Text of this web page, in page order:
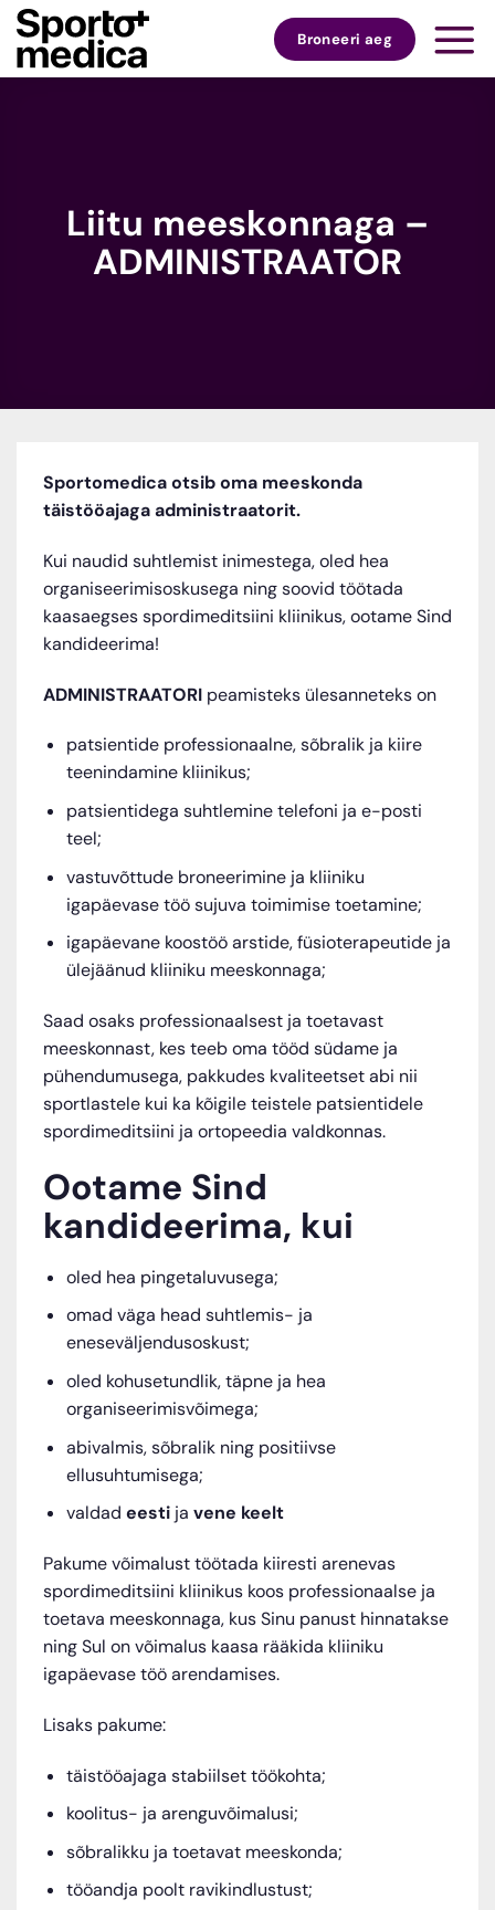
Skip
content
Broneeri aeg
Liitu meeskonnaga –
ADMINISTRAATOR
Sportomedica otsib oma meeskonda
täistööajaga administraatorit.
Kui naudid suhtlemist inimestega, oled hea
organiseerimisoskusega ning soovid töötada
kaasaegses spordimeditsiini kliinikus, ootame Sind
kandideerima!
ADMINISTRAATORI peamisteks ülesanneteks on
patsientide professionaalne, sõbralik ja kiire
teenindamine kliinikus;
patsientidega suhtlemine telefoni ja e-posti
teel;
vastuvõttude broneerimine ja kliiniku
igapäevase töö sujuva toimimise toetamine;
igapäevane koostöö arstide, füsioterapeutide ja
ülejäänud kliiniku meeskonnaga;
Saad osaks professionaalsest ja toetavast
meeskonnast, kes teeb oma tööd südame ja
pühendumusega, pakkudes kvaliteetset abi nii
sportlastele kui ka kõigile teistele patsientidele
spordimeditsiini ja ortopeedia valdkonnas.
Ootame Sind
kandideerima, kui
oled hea pingetaluvusega;
omad väga head suhtlemis- ja
eneseväljendusoskust;
oled kohusetundlik, täpne ja hea
organiseerimisvõimega;
abivalmis, sõbralik ning positiivse
ellusuhtumisega;
valdad eestija vene keelt
Pakume võimalust töötada kiiresti arenevas
spordimeditsiini kliinikus koos professionaalse ja
toetava meeskonnaga, kus Sinu panust hinnatakse
ning Sul on võimalus kaasa rääkida kliiniku
igapäevase töö arendamises.
Lisaks pakume:
täistööajaga stabiilset töökohta;
koolitus- ja arenguvõimalusi;
sõbralikku ja toetavat meeskonda;
tööandja poolt ravikindlustust;